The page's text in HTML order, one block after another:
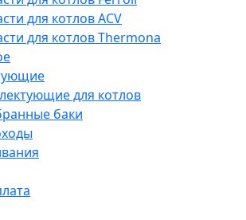
для котлов ACV
для котлов Thermona
для котлов
баки